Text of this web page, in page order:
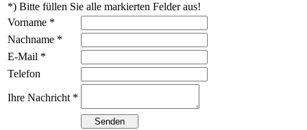
*) Bitte füllen Sie alle markierten Felder aus!
Vorname *
Nachname *
E-Mail *
Telefon
Ihre Nachricht *